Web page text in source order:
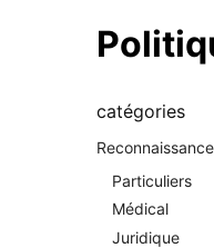
catégories
Particuliers
Médical
Juridique